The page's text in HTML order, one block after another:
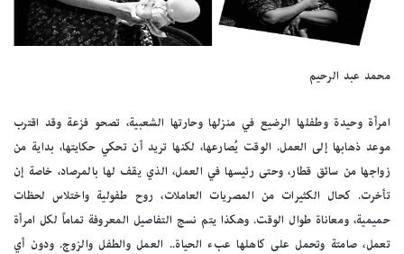
محمد عبد الرحيم
امرأة وحيدة وطفلها الرضيع في منزلها وحارتها الشعبية، تصحو فزعة وقد اقترب
موعد ذهابها إلى العمل. الوقت يُصارعها، لكنها تريد أن تحكي حكايتها، بداية من
زواجها من سائق قطار، وحتى رئيسها في العمل، الذي يقف لها بالمرصاد، خاصة إن
تأخرت. كحال الكثيرات من المصريات العاملات، روح طفولية واختلاس لحظات
حميمية، ومعاناة طوال الوقت. وهكذا يتم نسج التفاصيل المعروفة تماماً لكل امرأة
تعمل، صامتة وتحمل على كاهلها عبء الحياة.. العمل والطفل والزوج. ودون أي